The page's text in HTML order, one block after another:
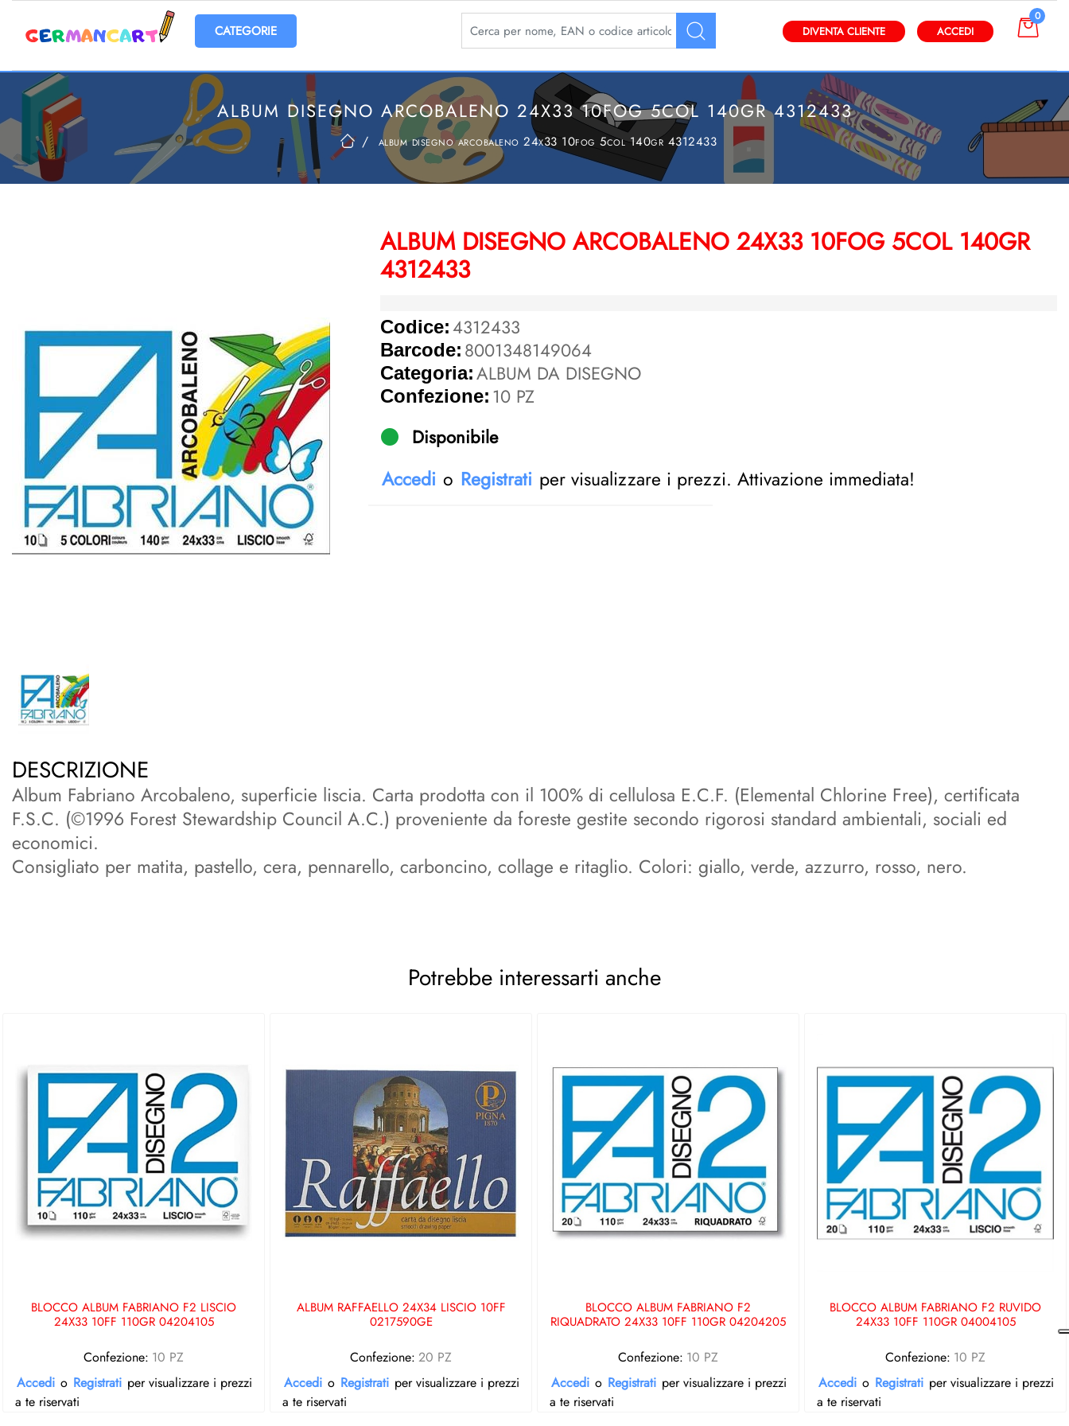
Open menu La modifica di un filtro aggiorna automaticamente gli altri filtri disponibili.
DIVENTA CLIENTE ACCEDI
0
ALBUM DISEGNO ARCOBALENO 24X33 10FOG 5COL 140GR 4312433
album disegno arcobaleno 24x33 10fog 5col 140gr 4312433
ALBUM DISEGNO ARCOBALENO 24X33 10FOG 5COL 140GR
4312433
Codice:4312433
Barcode: 8001348149064
Categoria:ALBUM DA DISEGNO
Confezione: 10 PZ
Disponibile
Accedi o Registrati per visualizzare i prezzi. Attivazione immediata!
DESCRIZIONE
Album Fabriano Arcobaleno, superficie liscia. Carta prodotta con il 100% di cellulosa E.C.F. (Elemental Chlorine Free), certificata
F.S.C. (©1996 Forest Stewardship Council A.C.) proveniente da foreste gestite secondo rigorosi standard ambientali, sociali ed
economici.
Consigliato per matita, pastello, cera, pennarello, carboncino, collage e ritaglio. Colori: giallo, verde, azzurro, rosso, nero.
Potrebbe interessarti anche
BLOCCO ALBUM FABRIANO F2 LISCIO
24X33 10FF 110GR 04204105
Confezione: 10 PZ
Accedi o Registrati per visualizzare i prezzi
a te riservati
ALBUM RAFFAELLO 24X34 LISCIO 10FF
0217590GE
Confezione: 20 PZ
Accedi o Registrati per visualizzare i prezzi
a te riservati
BLOCCO ALBUM FABRIANO F2
RIQUADRATO 24X33 10FF 110GR 04204205
Confezione: 10 PZ
Accedi o Registrati per visualizzare i prezzi
a te riservati
BLOCCO ALBUM FABRIANO F2 RUVIDO
24X33 10FF 110GR 04004105
Confezione: 10 PZ
Accedi o Registrati per visualizzare i prezzi
a te riservati